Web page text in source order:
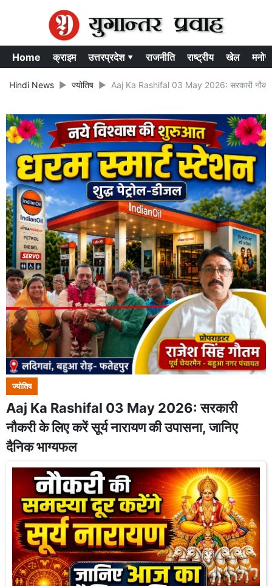
Home क्राइम उत्तरप्रदेश ▾ राजनीति राष्ट्रीय खेल
Hindi News ज्योतिष Aaj Ka Rashifal 03 May 2026: सरकारी नौकरी
ज्योतिष
Aaj Ka Rashifal 03 May 2026: सरकारी
नौकरी के लिए करें सूर्य नारायण की उपासना, जानिए
दैनिक भाग्यफल